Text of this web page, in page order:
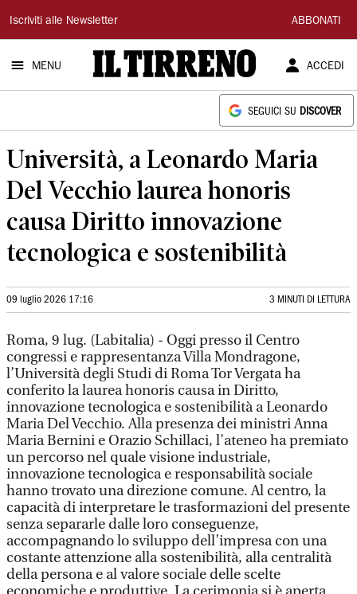
Il
Tirreno
Iscriviti alle Newsletter ABBONATI
MENU ACCEDI
SEGUICI SU DISCOVER
Università, a Leonardo Maria
Del Vecchio laurea honoris
causa Diritto innovazione
tecnologica e sostenibilità
09 luglio 2026 17:16 3 MINUTI DI LETTURA
Roma, 9 lug. (Labitalia) - Oggi presso il Centro
congressi e rappresentanza Villa Mondragone,
l’Università degli Studi di Roma Tor Vergata ha
conferito la laurea honoris causa in Diritto,
innovazione tecnologica e sostenibilità a Leonardo
Maria Del Vecchio. Alla presenza dei ministri Anna
Maria Bernini e Orazio Schillaci, l’ateneo ha premiato
un percorso nel quale visione industriale,
innovazione tecnologica e responsabilità sociale
hanno trovato una direzione comune. Al centro, la
capacità di interpretare le trasformazioni del presente
senza separarle dalle loro conseguenze,
accompagnando lo sviluppo dell’impresa con una
costante attenzione alla sostenibilità, alla centralità
della persona e al valore sociale delle scelte